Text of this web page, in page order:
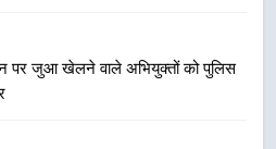
पर जुआ खेलने वाले अभियुक्तों को पुलिस